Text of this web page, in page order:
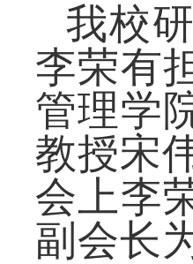
我校
李荣有
管理学
教授宋
会上李
副会长